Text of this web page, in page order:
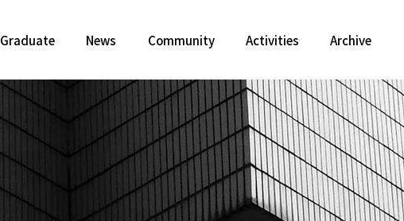
Graduate News Community Activities Archive